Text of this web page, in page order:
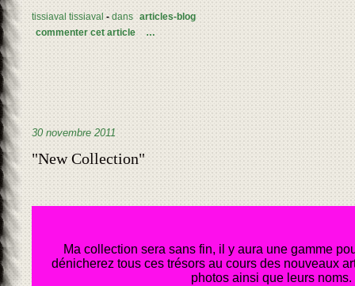
tissiaval tissiaval - dans articles-blog
commenter cet article
…
30 novembre 2011
"New Collection"
Ma collection sera sans fin, il y aura une gamme
dénicherez tous ces trésors au cours des nouveaux
photos ainsi que leurs noms.